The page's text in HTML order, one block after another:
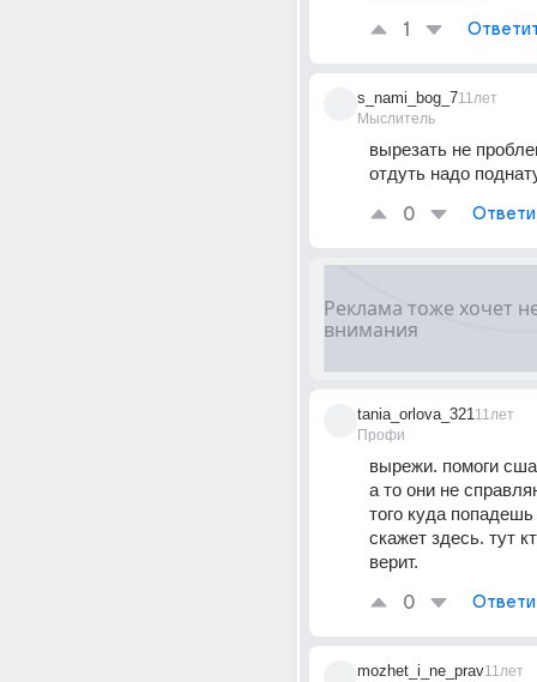
1
s_nami_bog_7
Мыслитель
11лет
вырезать не
отдуть надо
0
tania_orlova_321
Профи
11лет
вырежи. помоги
а то они не
того куда
скажет здесь. тут
верит.
0
mozhet_i_ne_prav11лет